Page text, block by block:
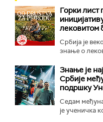
Горки лист
лековитом
Србија је
знање о
Знање је
Србије
подршку
Седам
је ученичка